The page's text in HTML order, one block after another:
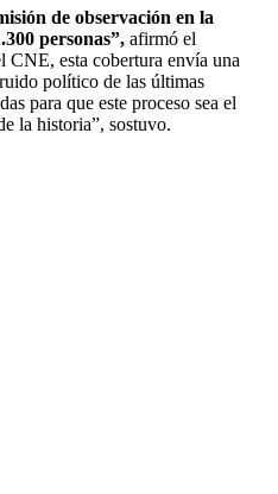
de observación en la
personas”, afirmó el
CNE, esta cobertura envía una
político de las últimas
para que este proceso sea el
la historia”, sostuvo.